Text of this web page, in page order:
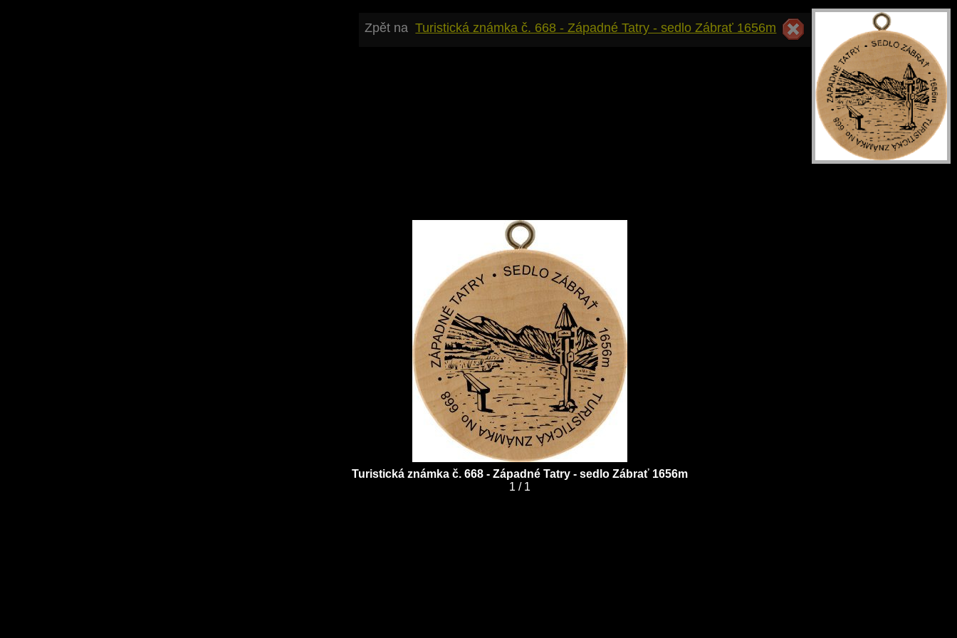
Turistická známka č. 668 - Západné Tatry - sedlo Zábrať 1656m
Zpět naTuristická známka č. 668 - Západné Tatry - sedlo Zábrať 1656m
1 / 1